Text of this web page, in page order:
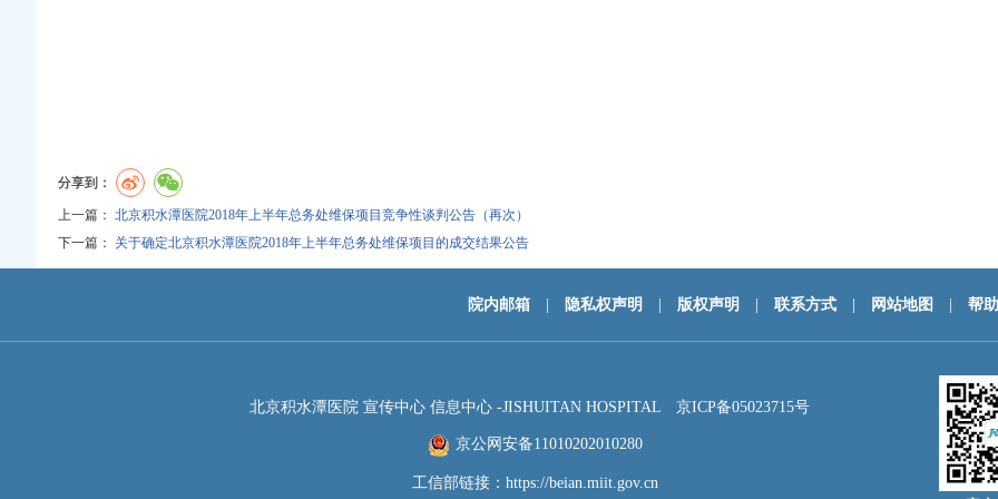
分享到：
上一篇： 北京积水潭医院2018年上半年总务处维保项目竞争性谈判公告（再次）
下一篇：
关于确定北京积水潭医院2018年上半年总务处维保项目的成交结果公告
院内邮箱 隐私权声明 版权声明 联系方式 网站地图 帮
北京积水潭医院 宣传中心 信息中心 -JISHUITAN HOSPITAL 京ICP备05023715号
京公网安备11010202010280
工信部链接： https://beian.miit.gov.cn